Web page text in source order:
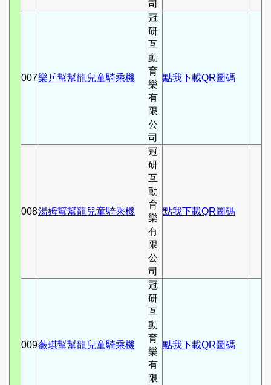
司
007樂乒幫幫龍兒童騎乘機
冠
研
互
動
育
樂
有
限
公
司
點我下載QR圖碼
008湯姆幫幫龍兒童騎乘機
冠
研
互
動
育
樂
有
限
公
司
點我下載QR圖碼
009薇琪幫幫龍兒童騎乘機
冠
研
互
動
育
樂
有
限
點我下載QR圖碼